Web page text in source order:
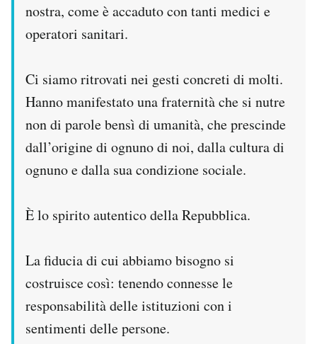
nostra, come è accaduto con tanti medici e
operatori sanitari.
Ci siamo ritrovati nei gesti concreti di molti.
Hanno manifestato una fraternità che si nutre
non di parole bensì di umanità, che prescinde
dall’origine di ognuno di noi, dalla cultura di
ognuno e dalla sua condizione sociale.
È lo spirito autentico della Repubblica.
La fiducia di cui abbiamo bisogno si
costruisce così: tenendo connesse le
responsabilità delle istituzioni con i
sentimenti delle persone.